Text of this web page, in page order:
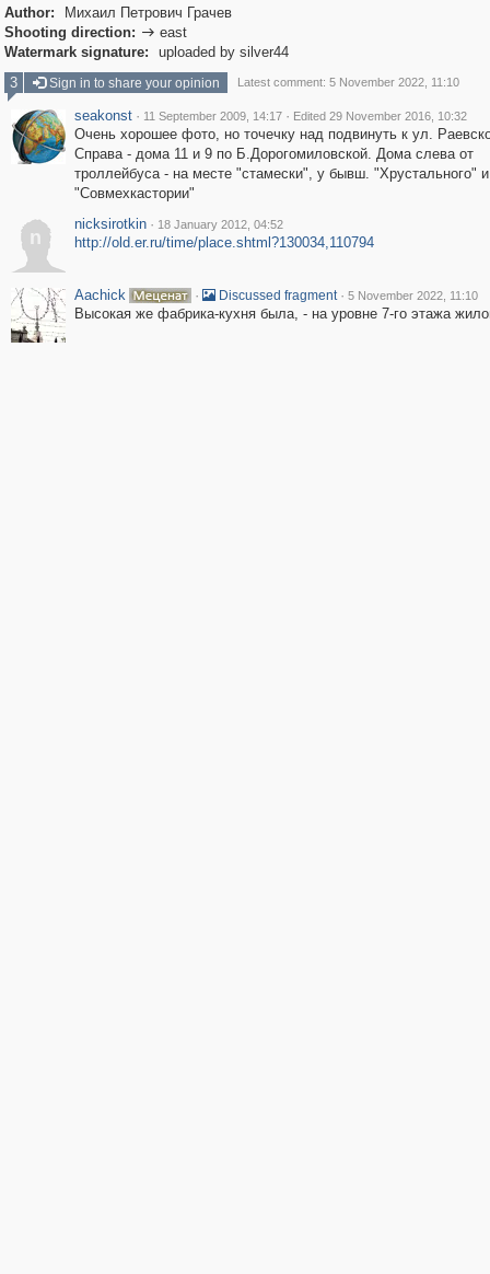
Author:
Михаил Петрович Грачев
Shooting direction:  east
Watermark signature:
uploaded by silver44
3
Sign in to share your opinion Latest comment: 5 November 2022, 11:10
seakonst · 11 September 2009, 14:17 · Edited 29 November 2016, 10:32
Очень хорошее фото, но точечку над подвинуть к ул.
Справа - дома 11 и 9 по Б.Дорогомиловской. Дома слева от
троллейбуса - на месте "стамески", у бывш. "Хрустального" и
"Совмехкастории"
n
nicksirotkin · 18 January 2012, 04:52
http://old.er.ru/time/place.shtml?130034,110794
Aachick · Discussed fragment · 5 November 2022, 11:10
Высокая же фабрика-кухня была, - на уровне 7-го этажа